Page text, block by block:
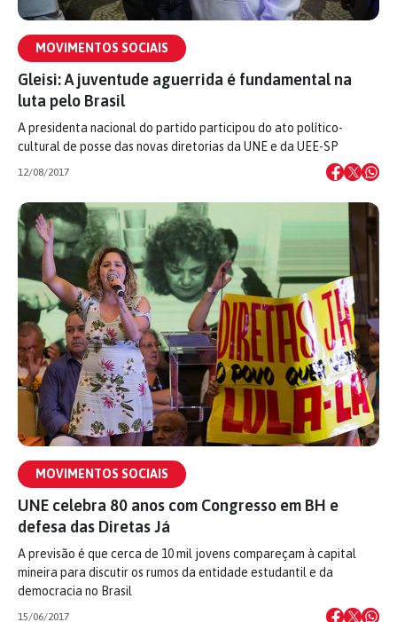
MOVIMENTOS SOCIAIS
Gleisi: A juventude aguerrida é fundamental na
luta pelo Brasil
A presidenta nacional do partido participou do ato político-
cultural de posse das novas diretorias da UNE e da UEE-SP
12/08/2017
MOVIMENTOS SOCIAIS
UNE celebra 80 anos com Congresso em BH e
defesa das Diretas Já
A previsão é que cerca de 10 mil jovens compareçam à capital
mineira para discutir os rumos da entidade estudantil e da
democracia no Brasil
15/06/2017